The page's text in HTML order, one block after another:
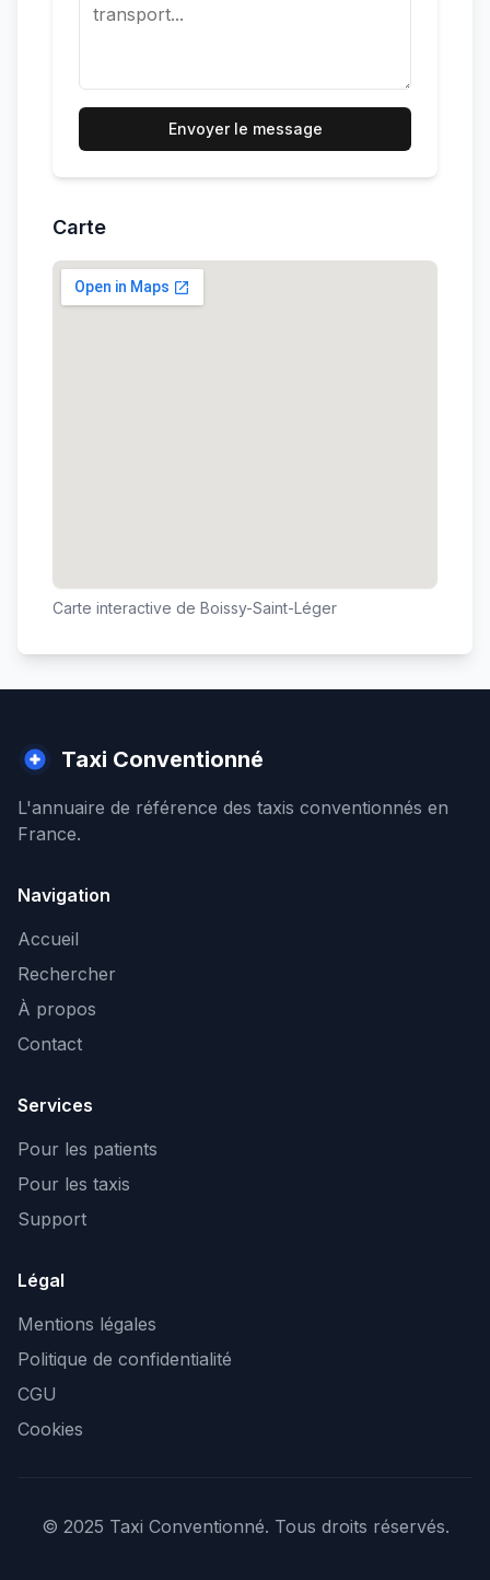
Envoyer le message
Carte
Carte interactive de Boissy-Saint-Léger
Taxi Conventionné
L'annuaire de référence des taxis conventionnés en
France.
Navigation
Accueil
Rechercher
À propos
Contact
Services
Pour les patients
Pour les taxis
Support
Légal
Mentions légales
Politique de confidentialité
CGU
Cookies
© 2025 Taxi Conventionné. Tous droits réservés.